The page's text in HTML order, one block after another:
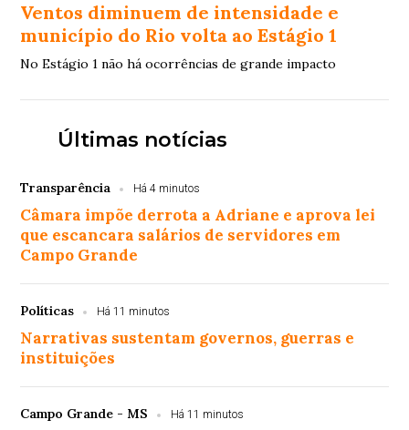
Ventos diminuem de intensidade e
município do Rio volta ao Estágio 1
No Estágio 1 não há ocorrências de grande impacto
Últimas notícias
Transparência Há 4 minutos
Câmara impõe derrota a Adriane e aprova lei
que escancara salários de servidores em
Campo Grande
Políticas Há 11 minutos
Narrativas sustentam governos, guerras e
instituições
Campo Grande - MS Há 11 minutos